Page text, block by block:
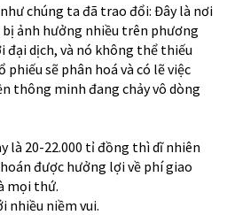
chúng ta đã trao đổi: Đây là nơi
ảnh hưởng nhiều trên phương
đại dịch, và nó không thể thiếu
phiếu sẽ phân hoá và có lẽ việc
thông minh đang chảy vô dòng
là 20-22.000 tỉ đồng thì dĩ nhiên
được hưởng lợi về phí giao
mọi thứ.
nhiều niềm vui.